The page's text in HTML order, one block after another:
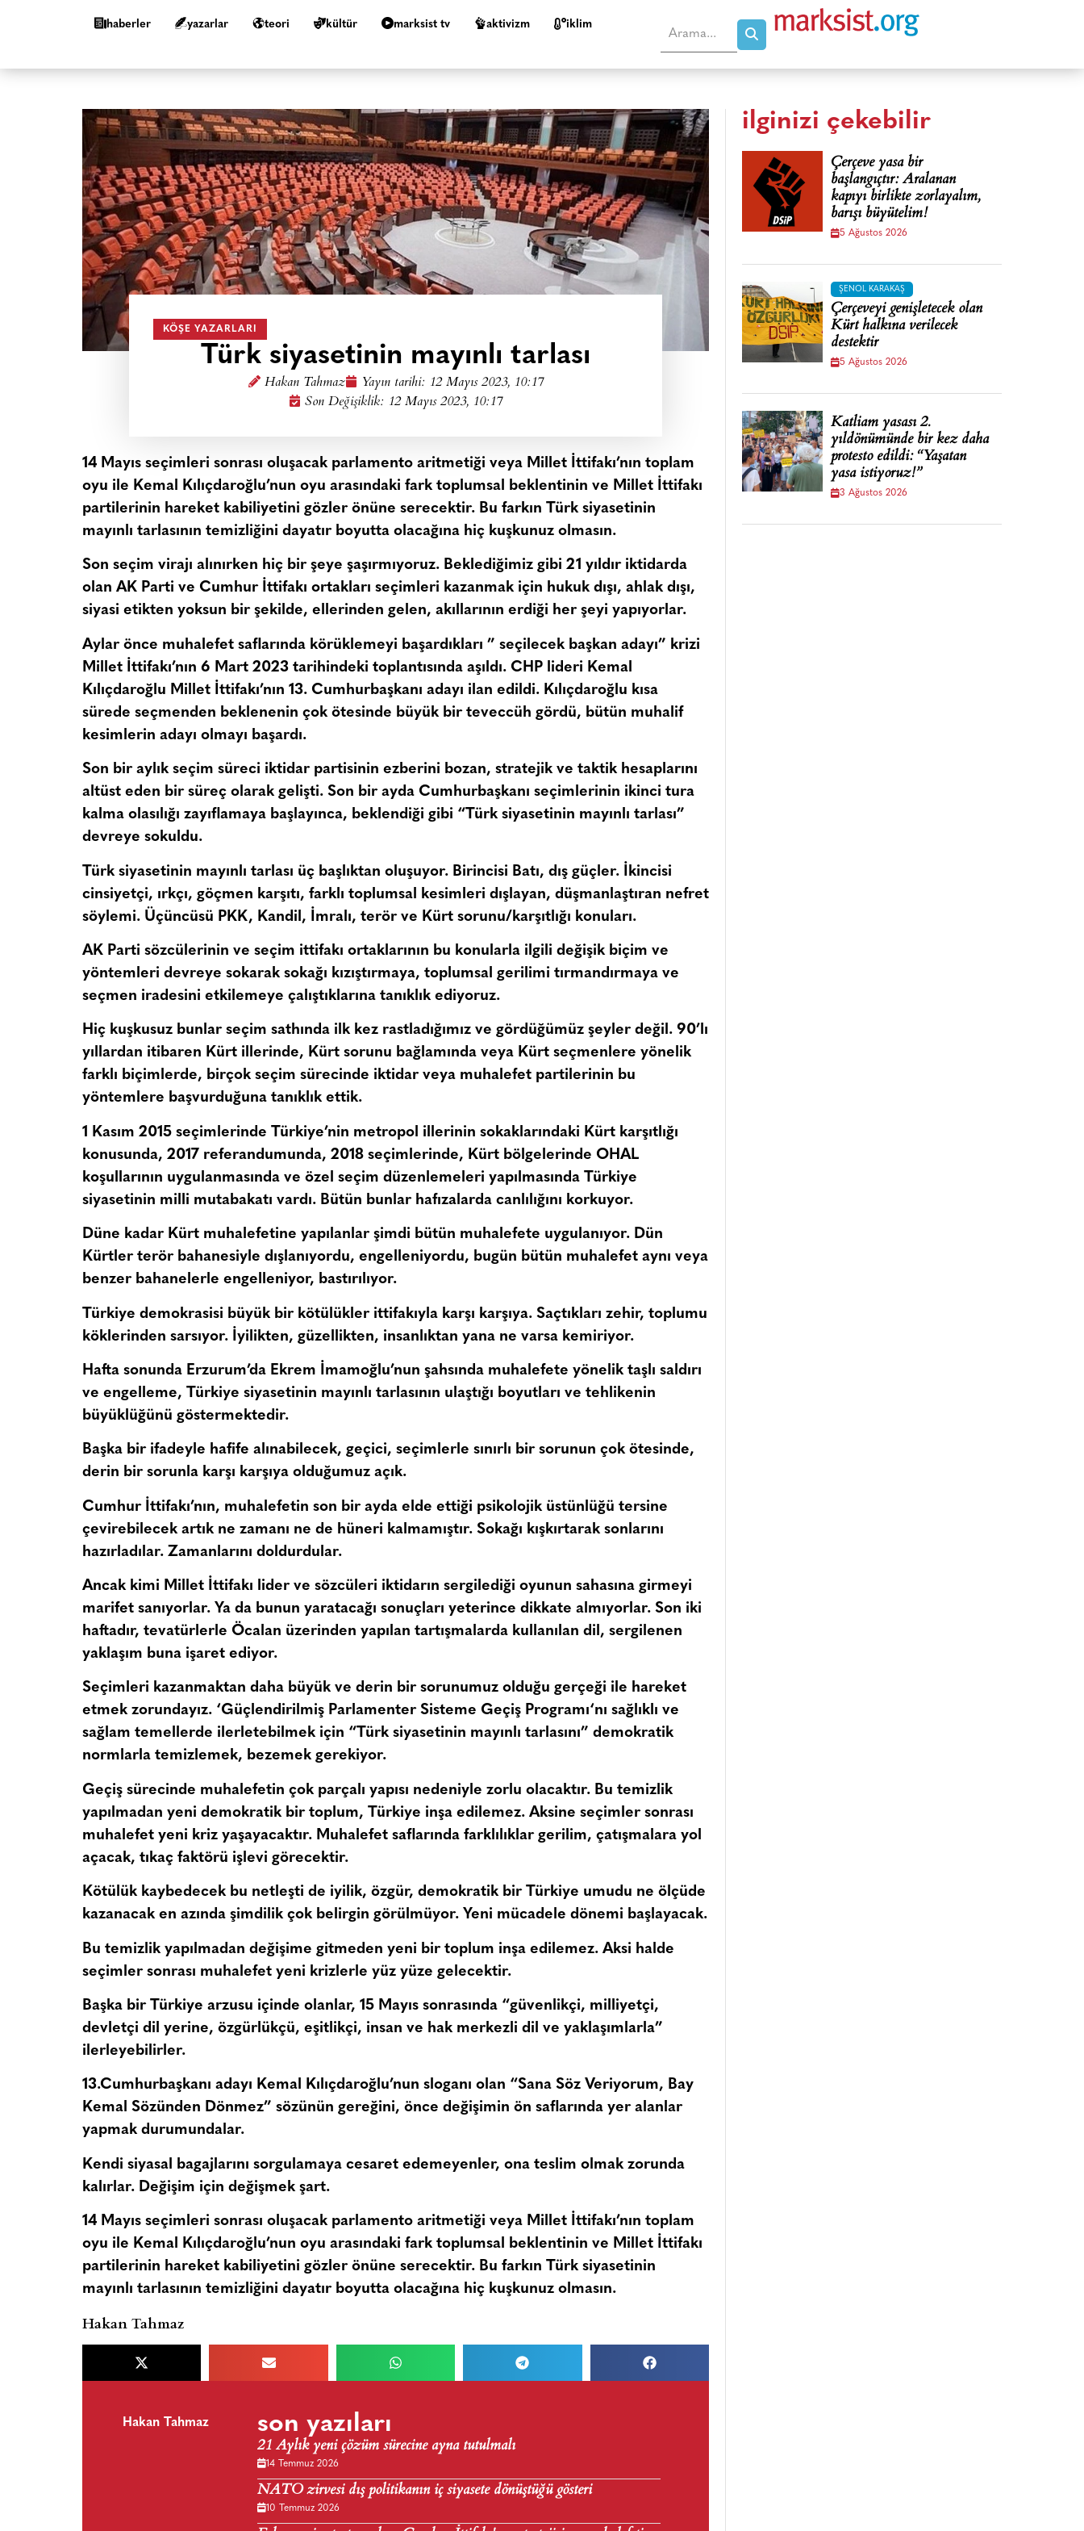
haberler yazarlar teori kültür marksist tv aktivizm i̇klim
KÖŞE YAZARLARI
Türk siyasetinin mayınlı tarlası
Hakan Tahmaz Yayın tarihi: 12 Mayıs 2023, 10:17
Son Değişiklik: 12 Mayıs 2023, 10:17
14 Mayıs seçimleri sonrası oluşacak parlamento aritmetiği veya Millet İttifakı’nın toplam
oyu ile Kemal Kılıçdaroğlu’nun oyu arasındaki fark toplumsal beklentinin ve Millet İttifakı
partilerinin hareket kabiliyetini gözler önüne serecektir. Bu farkın Türk siyasetinin
mayınlı tarlasının temizliğini dayatır boyutta olacağına hiç kuşkunuz olmasın.
Son seçim virajı alınırken hiç bir şeye şaşırmıyoruz. Beklediğimiz gibi 21 yıldır iktidarda
olan AK Parti ve Cumhur İttifakı ortakları seçimleri kazanmak için hukuk dışı, ahlak dışı,
siyasi etikten yoksun bir şekilde, ellerinden gelen, akıllarının erdiği her şeyi yapıyorlar.
Aylar önce muhalefet saflarında körüklemeyi başardıkları ” seçilecek başkan adayı” krizi
Millet İttifakı’nın 6 Mart 2023 tarihindeki toplantısında aşıldı. CHP lideri Kemal
Kılıçdaroğlu Millet İttifakı’nın 13. Cumhurbaşkanı adayı ilan edildi. Kılıçdaroğlu kısa
sürede seçmenden beklenenin çok ötesinde büyük bir teveccüh gördü, bütün muhalif
kesimlerin adayı olmayı başardı.
Son bir aylık seçim süreci iktidar partisinin ezberini bozan, stratejik ve taktik hesaplarını
altüst eden bir süreç olarak gelişti. Son bir ayda Cumhurbaşkanı seçimlerinin ikinci tura
kalma olasılığı zayıflamaya başlayınca, beklendiği gibi “ Türk siyasetinin mayınlı tarlası”
devreye sokuldu.
Türk siyasetinin mayınlı tarlası üç başlıktan oluşuyor. Birincisi Batı, dış güçler. İkincisi
cinsiyetçi, ırkçı, göçmen karşıtı, farklı toplumsal kesimleri dışlayan, düşmanlaştıran nefret
söylemi. Üçüncüsü PKK, Kandil, İmralı, terör ve Kürt sorunu/karşıtlığı konuları.
AK Parti sözcülerinin ve seçim ittifakı ortaklarının bu konularla ilgili değişik biçim ve
yöntemleri devreye sokarak sokağı kızıştırmaya, toplumsal gerilimi tırmandırmaya ve
seçmen iradesini etkilemeye çalıştıklarına tanıklık ediyoruz.
Hiç kuşkusuz bunlar seçim sathında ilk kez rastladığımız ve gördüğümüz şeyler değil. 90’lı
yıllardan itibaren Kürt illerinde, Kürt sorunu bağlamında veya Kürt seçmenlere yönelik
farklı biçimlerde, birçok seçim sürecinde iktidar veya muhalefet partilerinin bu
yöntemlere başvurduğuna tanıklık ettik.
1 Kasım 2015 seçimlerinde Türkiye’nin metropol illerinin sokaklarındaki Kürt karşıtlığı
konusunda, 2017 referandumunda, 2018 seçimlerinde, Kürt bölgelerinde OHAL
koşullarının uygulanmasında ve özel seçim düzenlemeleri yapılmasında Türkiye
siyasetinin milli mutabakatı vardı. Bütün bunlar hafızalarda canlılığını korkuyor.
Düne kadar Kürt muhalefetine yapılanlar şimdi bütün muhalefete uygulanıyor. Dün
Kürtler terör bahanesiyle dışlanıyordu, engelleniyordu, bugün bütün muhalefet aynı veya
benzer bahanelerle engelleniyor, bastırılıyor.
Türkiye demokrasisi büyük bir kötülükler ittifakıyla karşı karşıya. Saçtıkları zehir, toplumu
köklerinden sarsıyor. İyilikten, güzellikten, insanlıktan yana ne varsa kemiriyor.
Hafta sonunda Erzurum’da Ekrem İmamoğlu’nun şahsında muhalefete yönelik taşlı saldırı
ve engelleme, Türkiye siyasetinin mayınlı tarlasının ulaştığı boyutları ve tehlikenin
büyüklüğünü göstermektedir.
Başka bir ifadeyle hafife alınabilecek, geçici, seçimlerle sınırlı bir sorunun çok ötesinde,
derin bir sorunla karşı karşıya olduğumuz açık.
Cumhur İttifakı’nın, muhalefetin son bir ayda elde ettiği psikolojik üstünlüğü tersine
çevirebilecek artık ne zamanı ne de hüneri kalmamıştır. Sokağı kışkırtarak sonlarını
hazırladılar. Zamanlarını doldurdular.
Ancak kimi Millet İttifakı lider ve sözcüleri iktidarın sergilediği oyunun sahasına girmeyi
marifet sanıyorlar. Ya da bunun yaratacağı sonuçları yeterince dikkate almıyorlar. Son iki
haftadır, tevatürlerle Öcalan üzerinden yapılan tartışmalarda kullanılan dil, sergilenen
yaklaşım buna işaret ediyor.
Seçimleri kazanmaktan daha büyük ve derin bir sorunumuz olduğu gerçeği ile hareket
etmek zorundayız. ‘Güçlendirilmiş Parlamenter Sisteme Geçiş Programı‘nı sağlıklı ve
sağlam temellerde ilerletebilmek için “ Türk siyasetinin mayınlı tarlasını” demokratik
normlarla temizlemek, bezemek gerekiyor.
Geçiş sürecinde muhalefetin çok parçalı yapısı nedeniyle zorlu olacaktır. Bu temizlik
yapılmadan yeni demokratik bir toplum, Türkiye inşa edilemez. Aksine seçimler sonrası
muhalefet yeni kriz yaşayacaktır. Muhalefet saflarında farklılıklar gerilim, çatışmalara yol
açacak, tıkaç faktörü işlevi görecektir.
Kötülük kaybedecek bu netleşti de iyilik, özgür, demokratik bir Türkiye umudu ne ölçüde
kazanacak en azında şimdilik çok belirgin görülmüyor. Yeni mücadele dönemi başlayacak.
Bu temizlik yapılmadan değişime gitmeden yeni bir toplum inşa edilemez. Aksi halde
seçimler sonrası muhalefet yeni krizlerle yüz yüze gelecektir.
Başka bir Türkiye arzusu içinde olanlar, 15 Mayıs sonrasında “güvenlikçi, milliyetçi,
devletçi dil yerine, özgürlükçü, eşitlikçi, insan ve hak merkezli dil ve yaklaşımlarla”
ilerleyebilirler.
13.Cumhurbaşkanı adayı Kemal Kılıçdaroğlu’nun sloganı olan “Sana Söz Veriyorum, Bay
Kemal Sözünden Dönmez” sözünün gereğini, önce değişimin ön saflarında yer alanlar
yapmak durumundalar.
Kendi siyasal bagajlarını sorgulamaya cesaret edemeyenler, ona teslim olmak zorunda
kalırlar. Değişim için değişmek şart.
14 Mayıs seçimleri sonrası oluşacak parlamento aritmetiği veya Millet İttifakı’nın toplam
oyu ile Kemal Kılıçdaroğlu’nun oyu arasındaki fark toplumsal beklentinin ve Millet İttifakı
partilerinin hareket kabiliyetini gözler önüne serecektir. Bu farkın Türk siyasetinin
mayınlı tarlasının temizliğini dayatır boyutta olacağına hiç kuşkunuz olmasın.
Hakan Tahmaz
Hakan Tahmaz son yazıları
21 Aylık yeni çözüm sürecine ayna tutulmalı
14 Temmuz 2026
NATO zirvesi dış politikanın iç siyasete dönüştüğü gösteri
10 Temmuz 2026
ilginizi çekebilir
Çerçeve yasa bir
başlangıçtır: Aralanan
kapıyı birlikte zorlayalım,
barışı büyütelim!
5 Ağustos 2026
ŞENOL KARAKAŞ
Çerçeveyi genişletecek olan
Kürt halkına verilecek
destektir
5 Ağustos 2026
Katliam yasası 2.
yıldönümünde bir kez daha
protesto edildi: “Yaşatan
yasa istiyoruz!”
3 Ağustos 2026